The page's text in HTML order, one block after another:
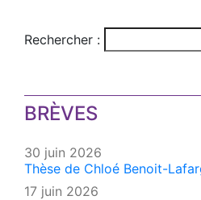
Rechercher :
BRÈVES
30 juin 2026
Thèse de Chloé Benoit-
17 juin 2026